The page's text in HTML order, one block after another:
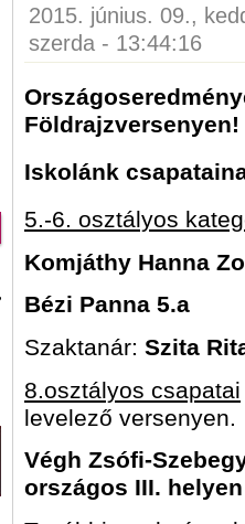
2015. június. 09.,
szerda - 13:44:16
Földrajzversenyen!
Iskolánk
5.-6. osztályos
Komjáthy Hanna
Bézi Panna 5.a
Szaktanár: Szita
8.osztályos csapatai
levelező versenyen.
Végh Zsófi-
országos III. helyen